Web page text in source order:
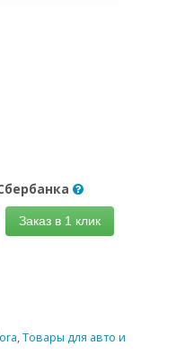
Заказ в 1 клик
,Товары для авто и